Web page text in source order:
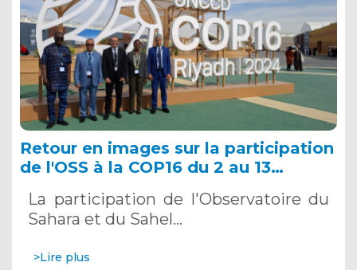
Retour en images sur la participation
de l'OSS à la COP16 du 2 au 13
Saoudite
La participation de l'Observatoire du
Sahara et du Sahel…
>Lire plus